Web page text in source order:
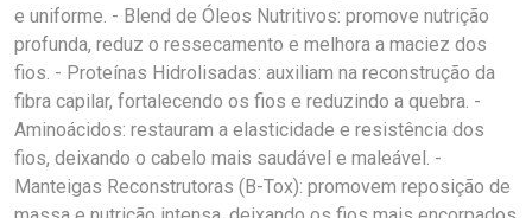
e uniforme. - Blend de Óleos Nutritivos: promove nutrição
profunda, reduz o ressecamento e melhora a maciez dos
fios. - Proteínas Hidrolisadas: auxiliam na reconstrução da
fibra capilar, fortalecendo os fios e reduzindo a quebra. -
Aminoácidos: restauram a elasticidade e resistência dos
fios, deixando o cabelo mais saudável e maleável. -
Manteigas Reconstrutoras (B-Tox): promovem reposição de